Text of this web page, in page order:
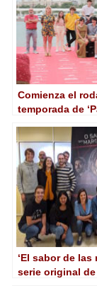
Comienza el
temporada de
‘El sabor de las
serie original de